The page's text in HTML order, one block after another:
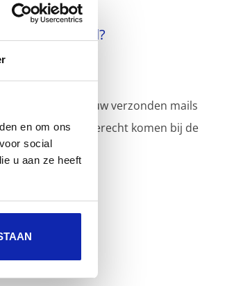
en om ons
social
u aan ze heeft
een SPF record?
vermijden dat jouw verzonden mails
of junk mappen terecht komen bij de
voeg je...